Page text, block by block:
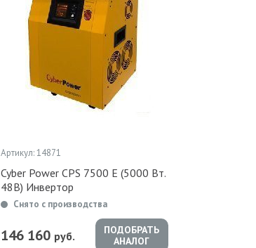
Артикул: 14871
Cyber Power CPS 7500 E (5000 Вт.
48В) Инвертор
Снято с производства
146 160 руб.
ПОДОБРАТЬ
АНАЛОГ